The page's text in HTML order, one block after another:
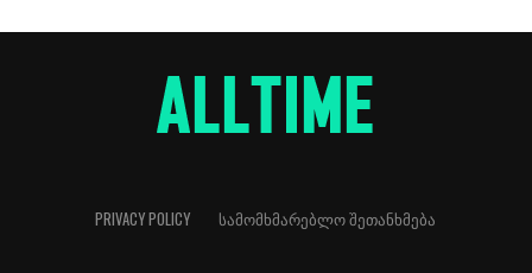
PRIVACY POLICY ᲡᲐᲛᲝᲛᲮᲛᲐᲠᲔᲑᲚᲝ ᲨᲔᲗᲐᲜᲮᲛᲔᲑᲐ